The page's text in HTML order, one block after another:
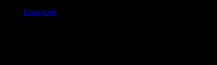
Luna Azul